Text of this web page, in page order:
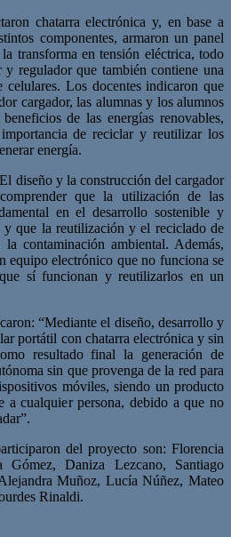
chatarra electrónica y, en base a
componentes, armaron un panel
transforma en tensión eléctrica, todo
regulador que también contiene una
Los docentes indicaron que
cargador, las alumnas y los alumnos
de las energías renovables,
de reciclar y reutilizar los
energía.
diseño y la construcción del cargador
que la utilización de las
en el desarrollo sostenible y
y que la reutilización y el reciclado de
contaminación ambiental. Además,
equipo electrónico que no funciona se
sí funcionan y reutilizarlos en un
“Mediante el diseño, desarrollo y
portátil con chatarra electrónica y sin
resultado final la generación de
sin que provenga de la red para
móviles, siendo un producto
a cualquier persona, debido a que no
del proyecto son: Florencia
Daniza Lezcano, Santiago
Muñoz, Lucía Núñez, Mateo
Rinaldi.